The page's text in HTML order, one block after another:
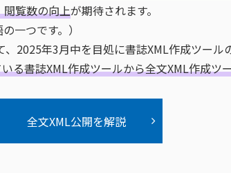
覧数の向上が期待されます。
一つです。）
2025年3月中を目処に書誌XML作成ツール
る書誌XML作成ツールから全文XML作成ツ
全文XML公開を解説